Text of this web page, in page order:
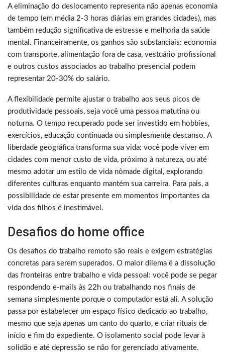
A eliminação do deslocamento representa não apenas economia
de tempo (em média 2-3 horas diárias em grandes cidades), mas
também redução significativa de estresse e melhoria da saúde
mental. Financeiramente, os ganhos são substanciais: economia
com transporte, alimentação fora de casa, vestuário profissional
e outros custos associados ao trabalho presencial podem
representar 20-30% do salário.
A flexibilidade permite ajustar o trabalho aos seus picos de
produtividade pessoais, seja você uma pessoa matutina ou
noturna. O tempo recuperado pode ser investido em hobbies,
exercícios, educação continuada ou simplesmente descanso. A
liberdade geográfica transforma sua vida: você pode viver em
cidades com menor custo de vida, próximo à natureza, ou até
mesmo adotar um estilo de vida nômade digital, explorando
diferentes culturas enquanto mantém sua carreira. Para pais, a
possibilidade de estar presente em momentos importantes da
vida dos filhos é inestimável.
Desafios do home office
Os desafios do trabalho remoto são reais e exigem estratégias
concretas para serem superados. O maior dilema é a dissolução
das fronteiras entre trabalho e vida pessoal: você pode se pegar
respondendo e-mails às 22h ou trabalhando nos finais de
semana simplesmente porque o computador está ali. A solução
passa por estabelecer um espaço físico dedicado ao trabalho,
mesmo que seja apenas um canto do quarto, e criar rituais de
início e fim do expediente. O isolamento social pode levar à
solidão e até depressão se não for gerenciado ativamente.